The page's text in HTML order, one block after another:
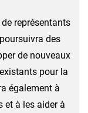
représentants
des
de nouveaux
pour la
également à
et à les aider à